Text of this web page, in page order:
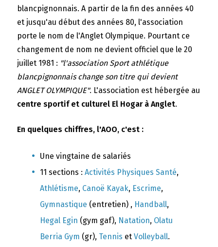
blancpignonnais. A partir de la fin des années 40
et jusqu'au début des années 80, l'association
porte le nom de l'Anglet Olympique. Pourtant ce
changement de nom ne devient officiel que le 20
juillet 1981 : "l'association Sport athlétique
blancpignonnais change son titre qui devient
ANGLET OLYMPIQUE". L'association est hébergée au
centre sportif et culturel El Hogar à Anglet.
En quelques chiffres, l'AOO, c'est :
Une vingtaine de salariés
11 sections : Activités Physiques Santé,
Athlétisme, Canoë Kayak, Escrime,
Gymnastique (entretien) , Handball,
Hegal Egin (gym gaf), Natation, Olatu
Berria Gym (gr), Tennis et Volleyball.